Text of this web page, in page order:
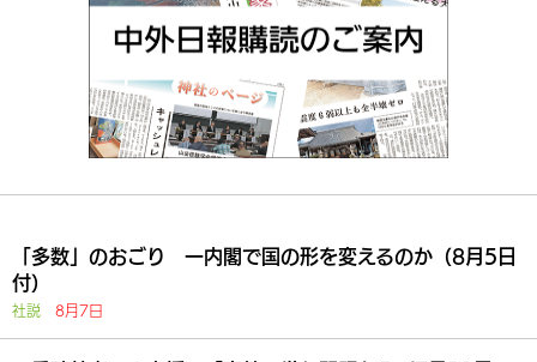
「多数」のおごり 一内閣で国の形を変えるのか（8月5日
付）
社説 8月7日